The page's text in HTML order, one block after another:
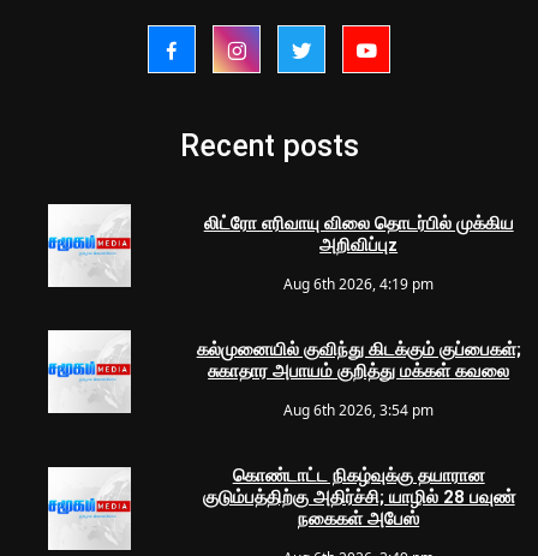
Recent posts
லிட்ரோ எரிவாயு விலை தொடர்பில் முக்கிய
அறிவிப்புz
Aug 6th 2026, 4:19 pm
கல்முனையில் குவிந்து கிடக்கும் குப்பைகள்;
சுகாதார அபாயம் குறித்து மக்கள் கவலை
Aug 6th 2026, 3:54 pm
கொண்டாட்ட நிகழ்வுக்கு தயாரான
குடும்பத்திற்கு அதிர்ச்சி; யாழில் 28 பவுண்
நகைகள் அபேஸ்